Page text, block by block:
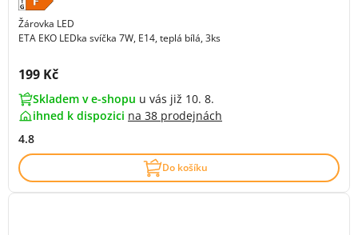
Žárovka LED
ETA EKO LEDka svíčka 7W, E14, teplá bílá, 3ks
Cena s DPH:
199 Kč
Skladem v e-shopu u vás již 10. 8.
ihned k dispozici na 38 prodejnách
4.8
Do košíku